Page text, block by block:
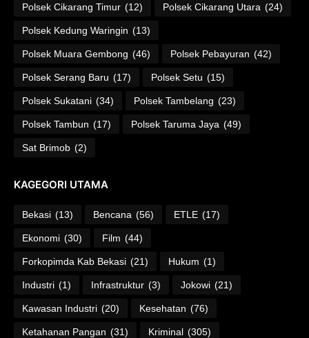
Polsek Cikarang Timur (12) Polsek Cikarang Utara (24)
Polsek Kedung Waringin (13)
Polsek Muara Gembong (46) Polsek Pebayuran (42)
Polsek Serang Baru (17) Polsek Setu (15)
Polsek Sukatani (34) Polsek Tambelang (23)
Polsek Tambun (17) Polsek Taruma Jaya (49)
Sat Brimob (2)
KAGEGORI UTAMA
Bekasi (13) Bencana (56) ETLE (17)
Ekonomi (30) Film (44)
Forkopimda Kab Bekasi (21) Hukum (1)
Industri (1) Infrastruktur (3) Jokowi (21)
Kawasan Industri (20) Kesehatan (76)
Ketahanan Pangan (31) Kriminal (305)